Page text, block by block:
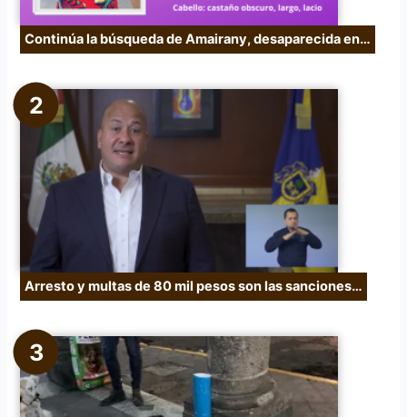
Continúa la búsqueda de Amairany, desaparecida en…
Arresto y multas de 80 mil pesos son las sanciones…